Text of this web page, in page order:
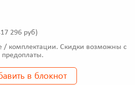
296 руб)
/ комплектации. Скидки возможны с
в блокнот